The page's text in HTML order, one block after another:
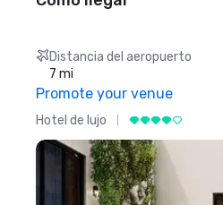
Distancia del aeropuerto
7 mi
Promote your venue
Hotel de lujo